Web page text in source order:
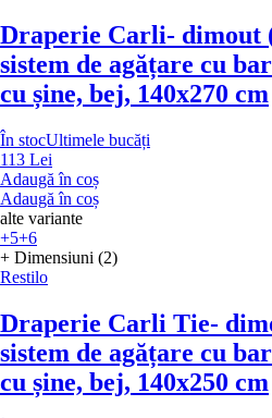
Draperie Carli- dimout
sistem de agățare cu
cu șine, bej, 140x270 cm
În stocUltimele bucăți
113 Lei
Adaugă în coș
Adaugă în coș
alte variante
+5+6
+ Dimensiuni (2)
Restilo
Draperie Carli Tie-
sistem de agățare cu
cu șine, bej, 140x250 cm